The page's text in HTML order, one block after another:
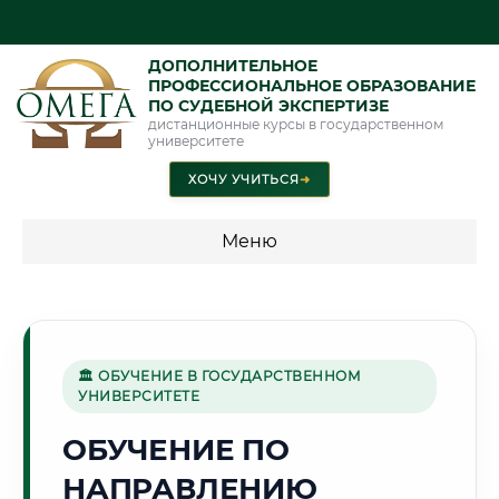
ДОПОЛНИТЕЛЬНОЕ
ПРОФЕССИОНАЛЬНОЕ ОБРАЗОВАНИЕ
ПО СУДЕБНОЙ ЭКСПЕРТИЗЕ
дистанционные курсы в государственном
университете
ХОЧУ УЧИТЬСЯ➜
Меню
специальности"
Стоимость по программам обучения "Судебная экспертиза"
Стоимость по программам обучения "Экспертиза"
🏛 ОБУЧЕНИЕ В ГОСУДАРСТВЕННОМ
УНИВЕРСИТЕТЕ
ОБУЧЕНИЕ ПО
НАПРАВЛЕНИЮ